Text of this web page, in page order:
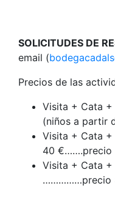
SOLICITUDES DE
email (
Precios de las
Visita + Cata
(niños a partir
Visita + Cata
40 €…….precio
Visita + Cata
……………precio